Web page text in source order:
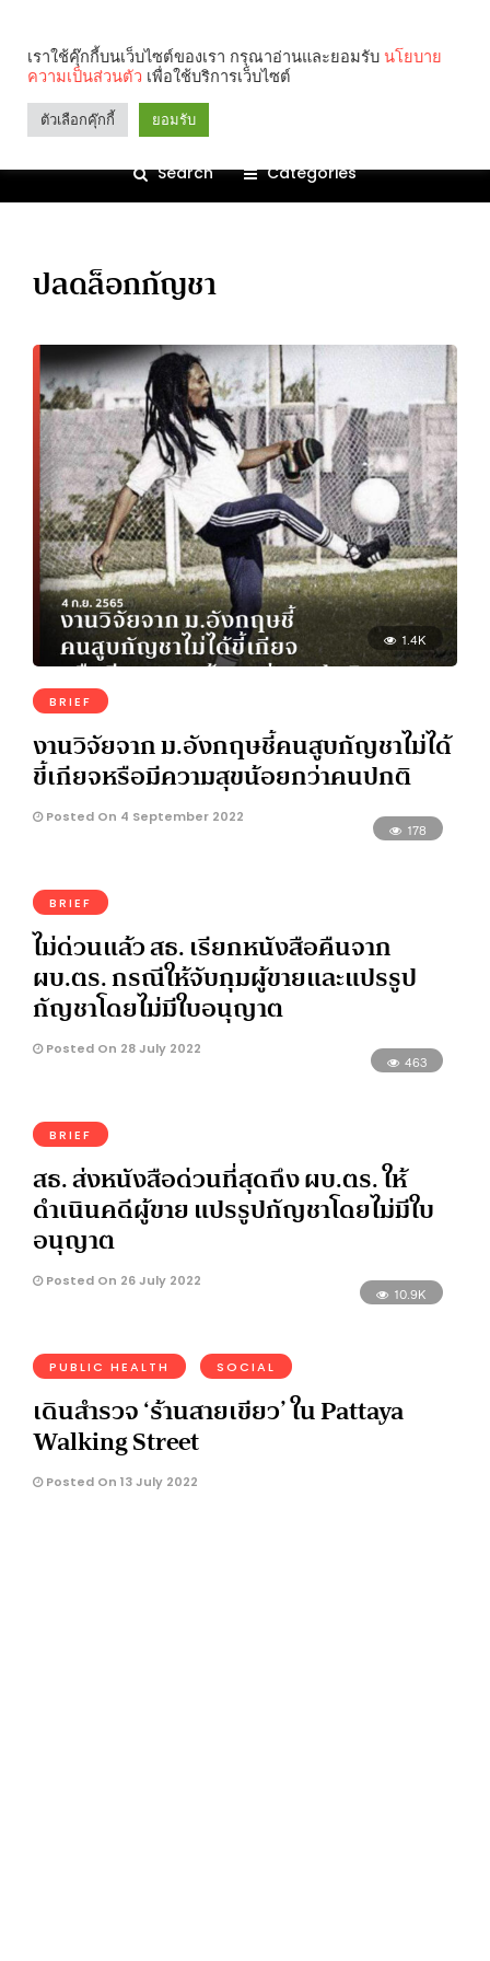
Search Categories
ปลดล็อกกัญชา
1.4K
BRIEF
งานวิจัยจาก ม.อังกฤษชี้คนสูบกัญชาไม่ได้
ขี้เกียจหรือมีความสุขน้อยกว่าคนปกติ
Posted On 4 September 2022
178
BRIEF
ไม่ด่วนแล้ว สธ. เรียกหนังสือคืนจาก
ผบ.ตร. กรณีให้จับกุมผู้ขายและแปรรูป
กัญชาโดยไม่มีใบอนุญาต
Posted On 28 July 2022
463
BRIEF
สธ. ส่งหนังสือด่วนที่สุดถึง ผบ.ตร. ให้
ดำเนินคดีผู้ขาย แปรรูปกัญชาโดยไม่มีใบ
อนุญาต
Posted On 26 July 2022
10.9K
PUBLIC HEALTH SOCIAL
เดินสำรวจ ‘ร้านสายเขียว’ ใน Pattaya
Walking Street
Posted On 13 July 2022
เราใช้คุ๊กกี้บนเว็บไซต์ของเรา กรุณาอ่านและยอมรับ นโยบาย
ความเป็นส่วนตัว เพื่อใช้บริการเว็บไซต์
ตัวเลือกคุ๊กกี้ ยอมรับ